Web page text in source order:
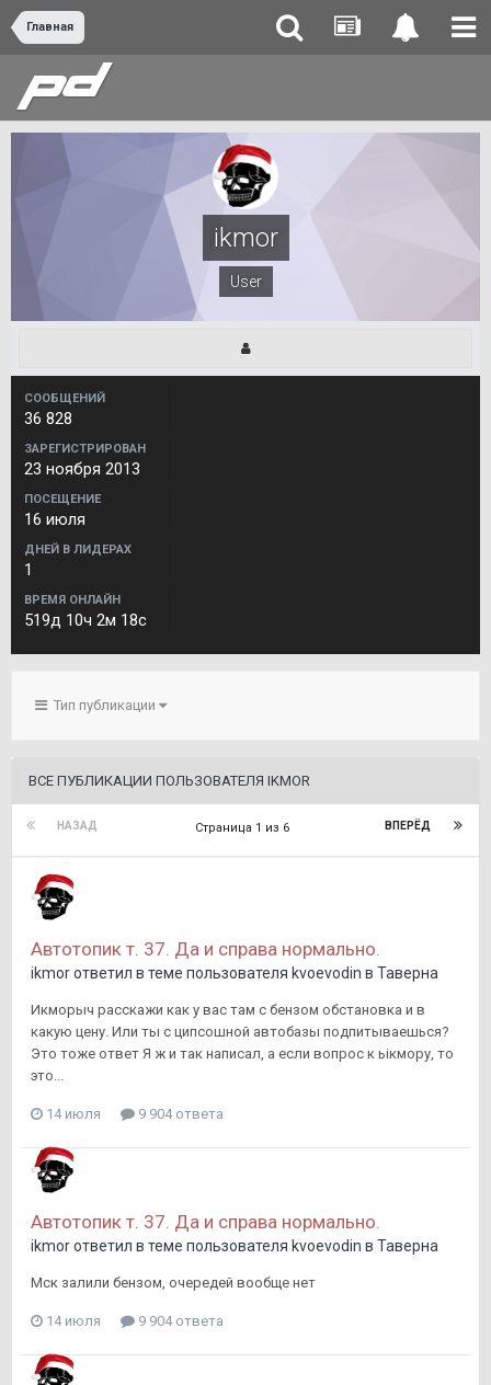
Главная
ikmor
User
СООБЩЕНИЙ
36 828
ЗАРЕГИСТРИРОВАН
23 ноября 2013
ПОСЕЩЕНИЕ
16 июля
ДНЕЙ В ЛИДЕРАХ
1
ВРЕМЯ ОНЛАЙН
519д 10ч 2м 18с
Тип публикации
ВСЕ ПУБЛИКАЦИИ ПОЛЬЗОВАТЕЛЯ IKMOR
НАЗАД ВПЕРЁД
Страница 1 из 6
Автотопик т. 37. Да и справа нормально.
ikmorответил в теме пользователя kvoevodin в Таверна
Икморыч расскажи как у вас там с бензом обстановка и в
какую цену. Или ты с ципсошной автобазы подпитываешься?
Это тоже ответ Я ж и так написал, а если вопрос к ьiкмору, то
это...
14 июля 9 904 ответа
Автотопик т. 37. Да и справа нормально.
ikmorответил в теме пользователя kvoevodin в Таверна
Мск залили бензом, очередей вообще нет
14 июля 9 904 ответа